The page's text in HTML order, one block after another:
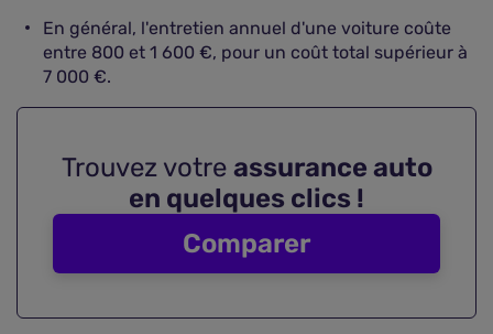
En général, l'entretien annuel d'une voiture coûte
entre 800 et 1 600 €, pour un coût total supérieur à
7 000 €.
Trouvez votre assurance auto
en quelques clics !
Comparer